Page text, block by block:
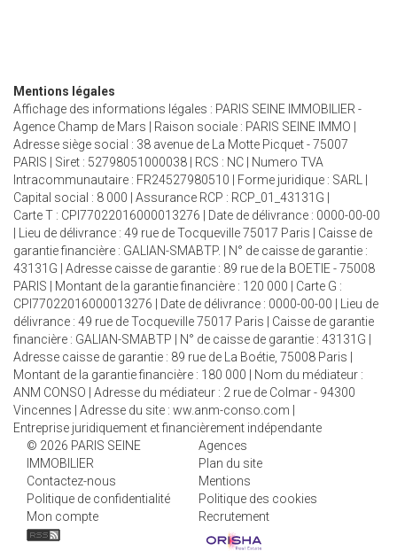
Mentions légales
Affichage des informations légales : PARIS SEINE IMMOBILIER -
Agence Champ de Mars | Raison sociale : PARIS SEINE IMMO |
Adresse siège social : 38 avenue de La Motte Picquet - 75007
PARIS | Siret : 52798051000038 | RCS : NC | Numero TVA
Intracommunautaire : FR24527980510 | Forme juridique : SARL |
Capital social : 8 000 | Assurance RCP : RCP_01_43131G |
Carte T : CPI77022016000013276 | Date de délivrance : 0000-00-00
| Lieu de délivrance : 49 rue de Tocqueville 75017 Paris | Caisse de
garantie financière : GALIAN-SMABTP. | N° de caisse de garantie :
43131G | Adresse caisse de garantie : 89 rue de la BOETIE - 75008
PARIS | Montant de la garantie financière : 120 000 | Carte G :
CPI77022016000013276 | Date de délivrance : 0000-00-00 | Lieu de
délivrance : 49 rue de Tocqueville 75017 Paris | Caisse de garantie
financière : GALIAN-SMABTP | N° de caisse de garantie : 43131G |
Adresse caisse de garantie : 89 rue de La Boétie, 75008 Paris |
Montant de la garantie financière : 180 000 | Nom du médiateur :
ANM CONSO | Adresse du médiateur : 2 rue de Colmar - 94300
Vincennes | Adresse du site : ww.anm-conso.com
Entreprise juridiquement et financièrement indépendante
© 2026 PARIS SEINE
IMMOBILIER
Agences
Plan du site
Contactez-nous
Mentions
Politique de confidentialité
Politique des cookies
Mon compte
Recrutement